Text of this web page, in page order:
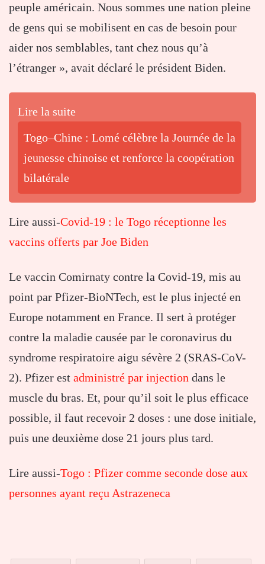
peuple américain. Nous sommes une nation pleine
de gens qui se mobilisent en cas de besoin pour
aider nos semblables, tant chez nous qu’à
l’étranger », avait déclaré le président Biden.
Lire la suite
Togo–Chine : Lomé célèbre la Journée de la
jeunesse chinoise et renforce la coopération
bilatérale
Lire aussi-Covid-19 : le Togo réceptionne les
vaccins offerts par Joe Biden
Le vaccin Comirnaty contre la Covid-19, mis au
point par Pfizer-BioNTech, est le plus injecté en
Europe notamment en France. Il sert à protéger
contre la maladie causée par le coronavirus du
syndrome respiratoire aigu sévère 2 (SRAS-CoV-
2). Pfizer est administré par injection dans le
muscle du bras. Et, pour qu’il soit le plus efficace
possible, il faut recevoir 2 doses : une dose initiale,
puis une deuxième dose 21 jours plus tard.
Lire aussi-Togo : Pfizer comme seconde dose aux
personnes ayant reçu Astrazeneca